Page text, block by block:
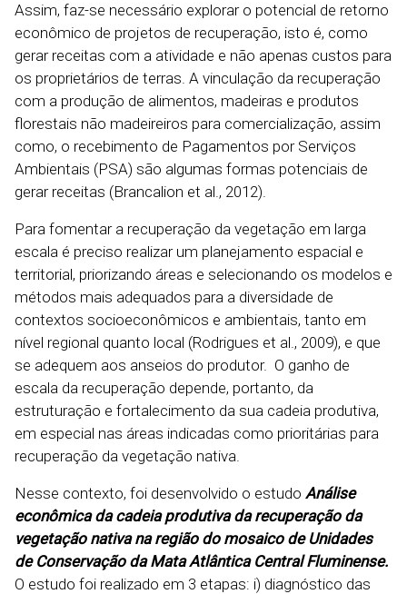
Assim, faz-se necessário explorar o potencial de retorno
econômico de projetos de recuperação, isto é, como
gerar receitas com a atividade e não apenas custos para
os proprietários de terras. A vinculação da recuperação
com a produção de alimentos, madeiras e produtos
florestais não madeireiros para comercialização, assim
como, o recebimento de Pagamentos por Serviços
Ambientais (PSA) são algumas formas potenciais de
gerar receitas (Brancalion et al., 2012).
Para fomentar a recuperação da vegetação em larga
escala é preciso realizar um planejamento espacial e
territorial, priorizando áreas e selecionando os modelos e
métodos mais adequados para a diversidade de
contextos socioeconômicos e ambientais, tanto em
nível regional quanto local (Rodrigues et al., 2009), e que
se adequem aos anseios do produtor. O ganho de
escala da recuperação depende, portanto, da
estruturação e fortalecimento da sua cadeia produtiva,
em especial nas áreas indicadas como prioritárias para
recuperação da vegetação nativa.
Nesse contexto, foi desenvolvido o estudo Análise
econômica da cadeia produtiva da recuperação da
vegetação nativa na região do mosaico de Unidades
de Conservação da Mata Atlântica Central Fluminense.
O estudo foi realizado em 3 etapas: i) diagnóstico das